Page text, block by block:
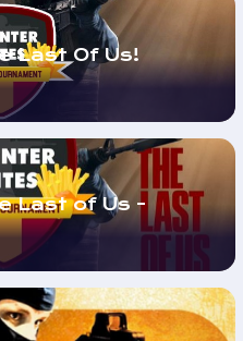
Last Of Us!
Last of Us -